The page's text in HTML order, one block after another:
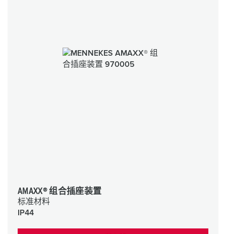
AMAXX® 组合插座装置
标准材料
IP44